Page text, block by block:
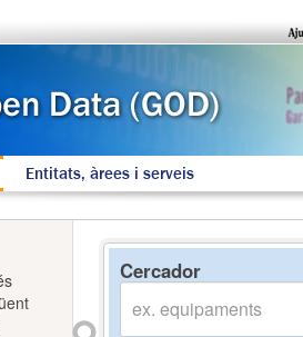
Entitats, àrees i serveis
Cercador